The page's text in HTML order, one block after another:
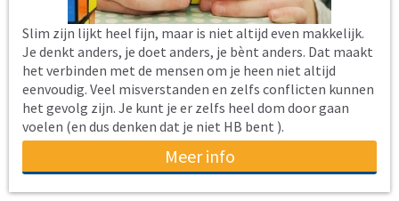
Slim zijn lijkt heel fijn, maar is niet altijd even makkelijk.
Je denkt anders, je doet anders, je bènt anders. Dat maakt
het verbinden met de mensen om je heen niet altijd
eenvoudig. Veel misverstanden en zelfs conflicten kunnen
het gevolg zijn. Je kunt je er zelfs heel dom door gaan
voelen (en dus denken dat je niet HB bent ).
Meer info